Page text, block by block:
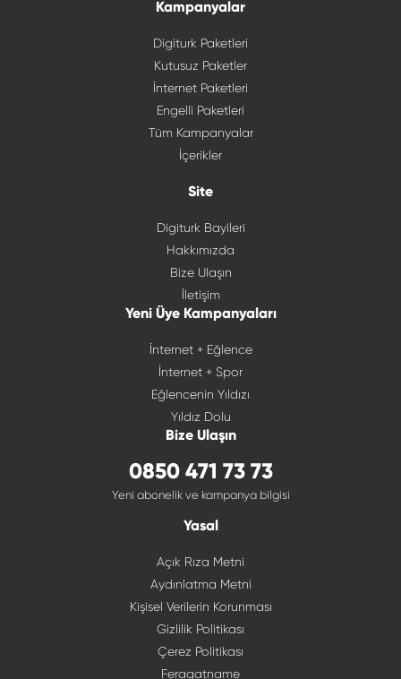
Kampanyalar
Digiturk Paketleri
Kutusuz Paketler
İnternet Paketleri
Engelli Paketleri
Tüm Kampanyalar
İçerikler
Site
Digiturk Bayileri
Hakkımızda
Bize Ulaşın
İletişim
Yeni Üye Kampanyaları
İnternet + Eğlence
İnternet + Spor
Eğlencenin Yıldızı
Yıldız Dolu
Bize Ulaşın
0850 471 73 73
Yeni abonelik ve kampanya bilgisi
Yasal
Açık Rıza Metni
Aydınlatma Metni
Kişisel Verilerin Korunması
Gizlilik Politikası
Çerez Politikası
Feragatname